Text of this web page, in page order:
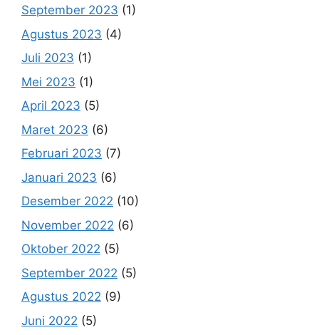
September 2023 (1)
Agustus 2023 (4)
Juli 2023 (1)
Mei 2023 (1)
April 2023 (5)
Maret 2023 (6)
Februari 2023 (7)
Januari 2023 (6)
Desember 2022 (10)
November 2022 (6)
Oktober 2022 (5)
September 2022 (5)
Agustus 2022 (9)
Juni 2022 (5)